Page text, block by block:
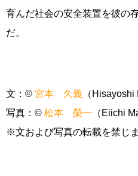
育んだ社会の安全装置を彼の
だ。
文： © 宮本 久義 （Hisayoshi
写真： © 松本 榮一 （Eiichi
※文および写真の転載を禁じま